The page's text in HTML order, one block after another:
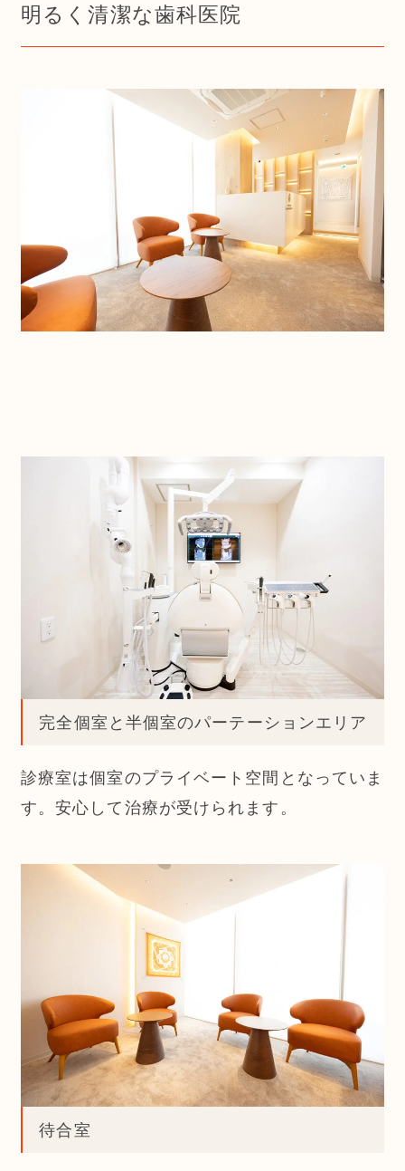
明るく清潔な歯科医院
完全個室と半個室のパーテーションエリア
診療室は個室のプライベート空間となっていま
す。安心して治療が受けられます。
待合室